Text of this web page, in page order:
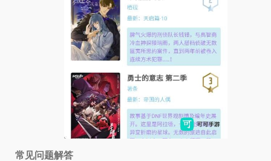
常见问题解答